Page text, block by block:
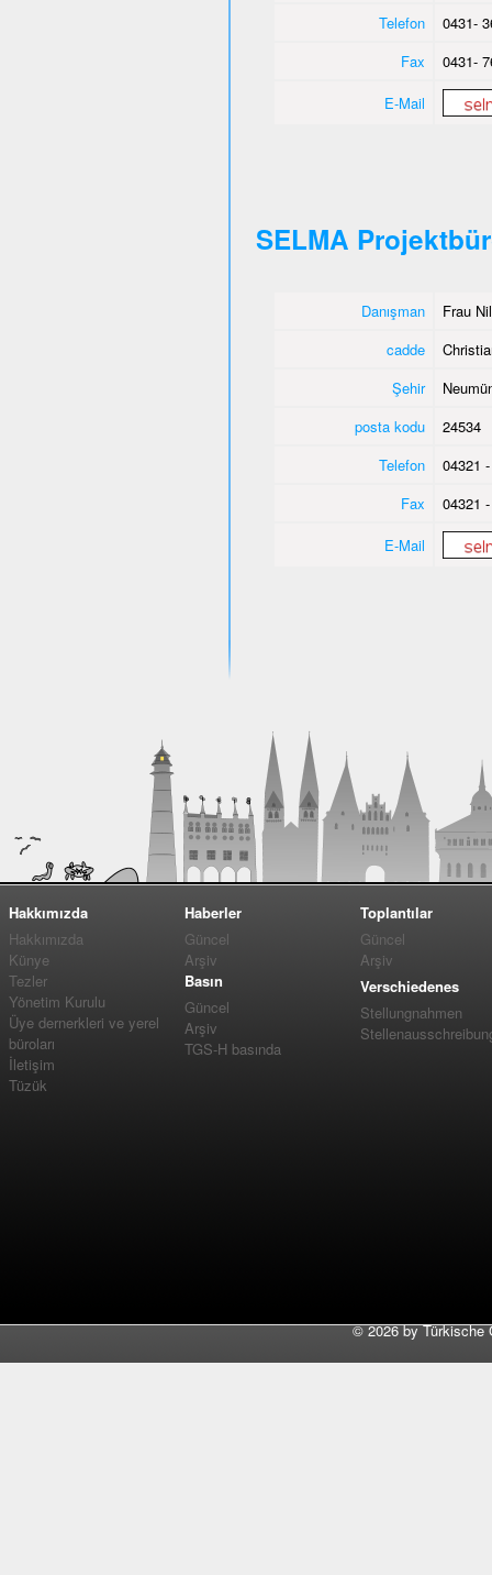
Telefon
0431-
Fax
0431-
E-Mail
SELMA
Danışman
Frau
cadde
Şehir
posta kodu
24534
Telefon
04321
Fax
04321
E-Mail
Hakkımızda
Hakkımızda
Künye
Tezler
Yönetim Kurulu
Üye dernerkleri ve yerel
büroları
İletişim
Tüzük
Haberler
Güncel
Arşiv
Basın
Güncel
Arşiv
TGS-H basında
Toplantılar
Güncel
Arşiv
Verschiedenes
Stellungnahmen
©2026 by Türkische